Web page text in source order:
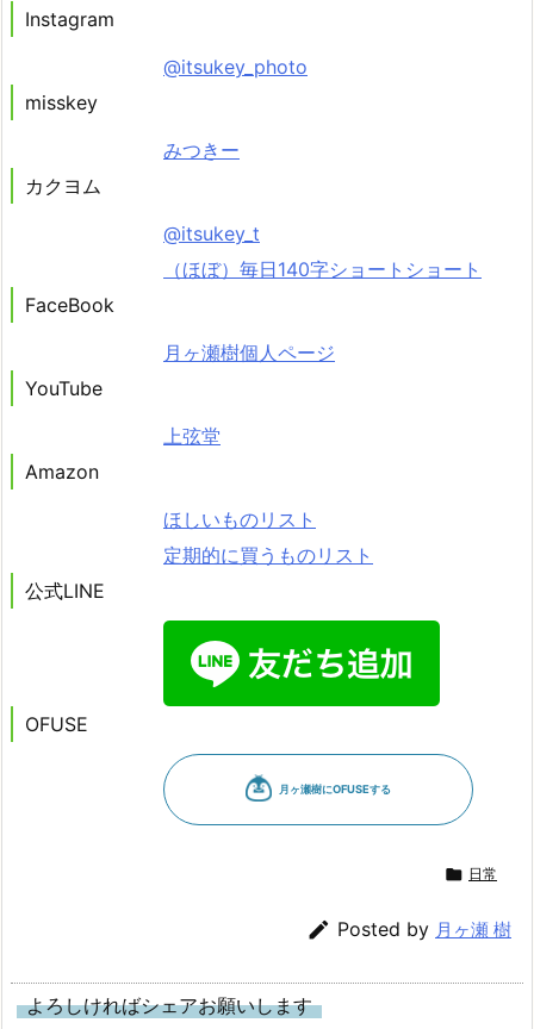
Instagram
@itsukey_photo
misskey
みつきー
カクヨム
@itsukey_t
（ほぼ）毎日140字ショートショート
FaceBook
月ヶ瀬樹個人ページ
YouTube
上弦堂
Amazon
ほしいものリスト
定期的に買うものリスト
公式LINE
OFUSE
 日常
 Posted by 月ヶ瀬 樹
よろしければシェアお願いします